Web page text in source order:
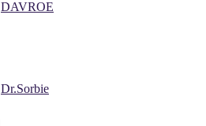
DAVROE
Dr.Sorbie